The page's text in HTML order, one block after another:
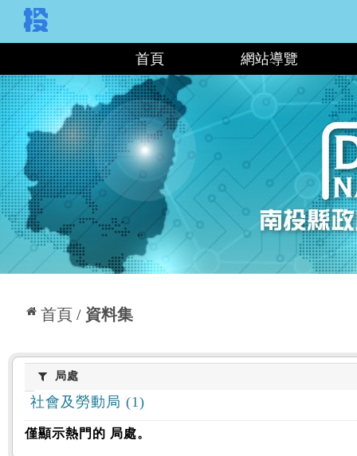
首頁 網站導覽
首頁 資料集
:::
局處局處
社會及勞動局 (1)
僅顯示熱門的 局處。